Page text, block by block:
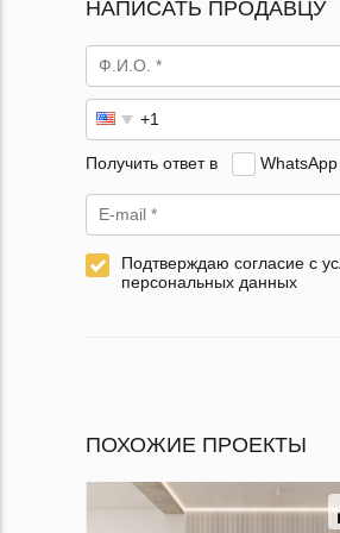
НАПИСАТЬ ПРОДАВЦУ
Получить ответ в WhatsApp
Подтверждаю согласие с
персональных данных
ПОХОЖИЕ ПРОЕКТЫ